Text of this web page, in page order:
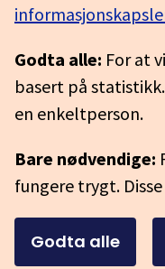
Godta alle: For at
basert på
en enkeltperson.
Bare nødvendige:
fungere trygt.
Godta alle